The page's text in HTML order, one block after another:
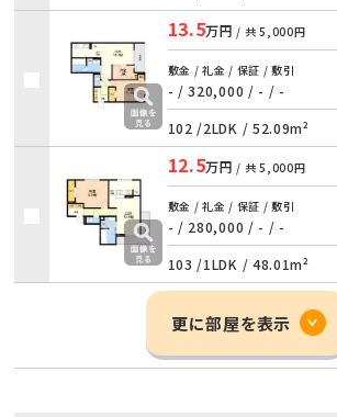
13.5万円 / 共5,000円
敷金 / 礼金 / 保証 / 敷引
- / 320,000 / - / -
102 /2LDK / 52.09m²
12.5万円 / 共5,000円
敷金 / 礼金 / 保証 / 敷引
- / 280,000 / - / -
103 /1LDK / 48.01m²
更に部屋を表示